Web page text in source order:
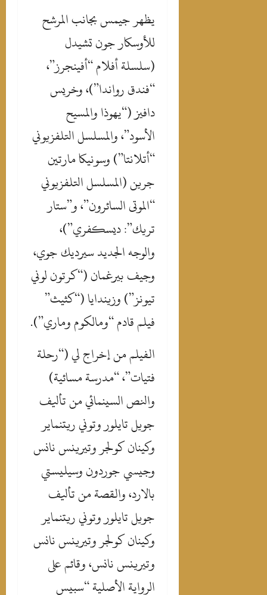
‎يظهر جيمس بجانب المرشح
للأوسكار جون تشيدل
(سلسلة أفلام “أفينجرز”،
“فندق رواندا”)، وخريس
دافيز (“يهوذا والمسيح
الأسود”، والمسلسل التلفزيوني
“أتلانتا”) وسونيكا مارتين
جرين (المسلسل التلفزيوني
“الموتى السائرون”، و”ستار
تريك”: ديسكفري”)،
والوجه الجديد سيرديك جوي،
وجيف بيرغمان (“كرتون لوني
تيونز”) وزيندايا (“كثيث”
فيلم قادم “ومالكوم وماري”).
‎الفيلم من إخراج لي (“رحلة
فتيات”، “مدرسة مسائية)
والنص السينمائي من تأليف
جويل تايلور وتوني ريتنماير
وكينان كولجر وتيرينس نانس
وجيسي جوردون وسيليستي
بالارد، والقصة من تأليف
جويل تايلور وتوني ريتنماير
وكينان كولجر وتيرينس نانس
وتيرينس نانس، وقائم على
الرواية الأصلية “سبيس